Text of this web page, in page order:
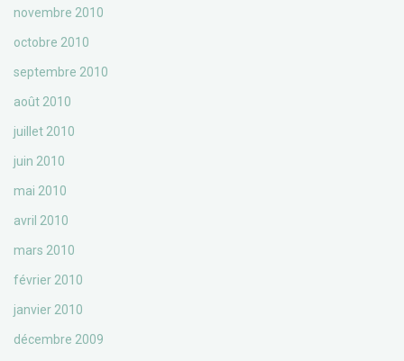
novembre 2010
octobre 2010
septembre 2010
août 2010
juillet 2010
juin 2010
mai 2010
avril 2010
mars 2010
février 2010
janvier 2010
décembre 2009